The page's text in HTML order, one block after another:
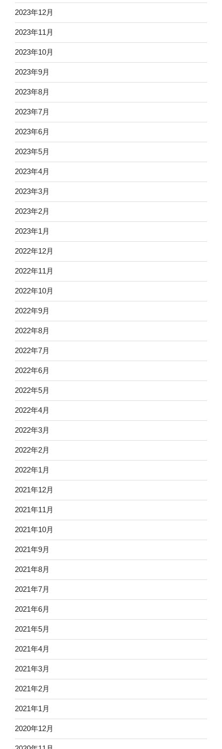
2023年12月
2023年11月
2023年10月
2023年9月
2023年8月
2023年7月
2023年6月
2023年5月
2023年4月
2023年3月
2023年2月
2023年1月
2022年12月
2022年11月
2022年10月
2022年9月
2022年8月
2022年7月
2022年6月
2022年5月
2022年4月
2022年3月
2022年2月
2022年1月
2021年12月
2021年11月
2021年10月
2021年9月
2021年8月
2021年7月
2021年6月
2021年5月
2021年4月
2021年3月
2021年2月
2021年1月
2020年12月